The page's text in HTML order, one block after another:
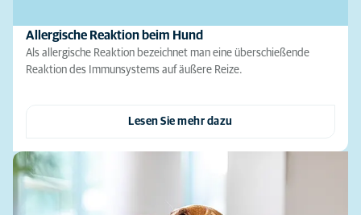
Allergische Reaktion beim Hund
Als allergische Reaktion bezeichnet man eine überschießende
Reaktion des Immunsystems auf äußere Reize.
Lesen Sie mehr dazu